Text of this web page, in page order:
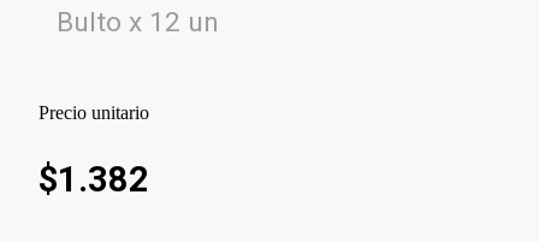
Bulto x 12 un
Precio unitario
$1.382